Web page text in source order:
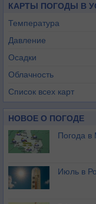
КАРТЫ ПОГОДЫ В
Температура
Давление
Осадки
Облачность
Список всех карт
НОВОЕ О ПОГОДЕ
Погода в
Июль в